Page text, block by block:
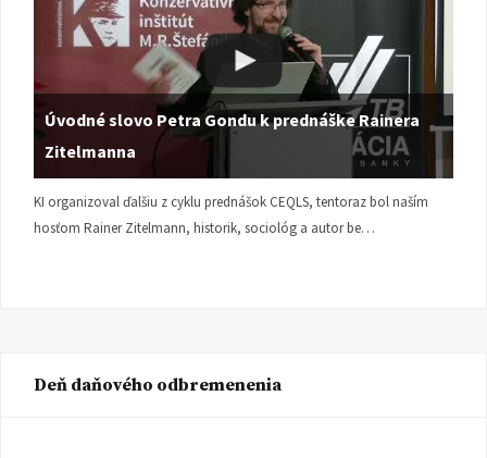
Úvodné slovo Petra Gondu k prednáške Rainera
Zitelmanna
KI organizoval ďalšiu z cyklu prednášok CEQLS, tentoraz bol naším
hosťom Rainer Zitelmann, historik, sociológ a autor be…
Deň daňového odbremenenia